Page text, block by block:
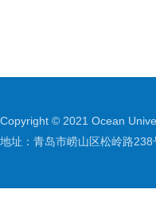
Copyright © 2021 Ocean
地址：青岛市崂山区松岭路238